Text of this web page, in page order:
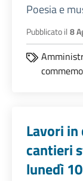
Poesia e
Pubblicato il 8
Lavori
cantieri
lunedì